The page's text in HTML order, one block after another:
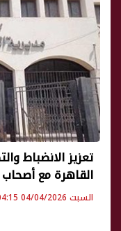
تعزيز الانضباط
القاهرة مع
السبت 04/04/2026 04:15 م